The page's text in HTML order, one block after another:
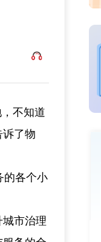
不知道
了物
的各个小
市治理